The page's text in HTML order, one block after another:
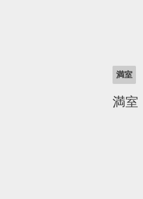
満室
満室